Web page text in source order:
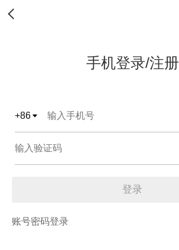
手机登录/注册
+86
登录
账号密码登录